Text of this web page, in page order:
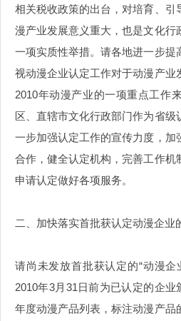
相关税收政策的出台，对培育、引
漫产业发展意义重大，也是文化行
一项实质性举措。请各地进一步提
视动漫企业认定工作对于动漫产业
2010年动漫产业的一项重点工作
区、直辖市文化行政部门作为省级
一步加强认定工作的宣传力度，加
合作，健全认定机构，完善工作机
申请认定做好各项服务。
二、加快落实首批获认定动漫企业
请尚未发放首批获认定的“动漫
2010年3月31日前为已认定的企业
年度动漫产品列表，标注动漫产品